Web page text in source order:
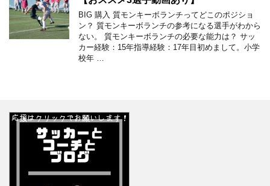
BIG 購入 質モンキーボランチってどこのポジショ
ン？ 質モンキーボランチの参考になる選手がわから
ない。 質モンキーボランチの必要な能力は？ サッ
カー経験：15年指導経験：17年目初めまして。小学
校年 …